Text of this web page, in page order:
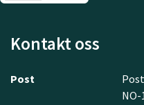
Kontakt oss
Post
NO-